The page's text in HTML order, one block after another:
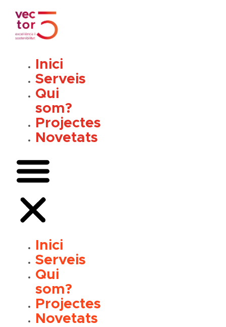
contingut
Inici
Serveis
Qui
som?
Projectes
Novetats
Inici
Serveis
Qui
som?
Projectes
Novetats